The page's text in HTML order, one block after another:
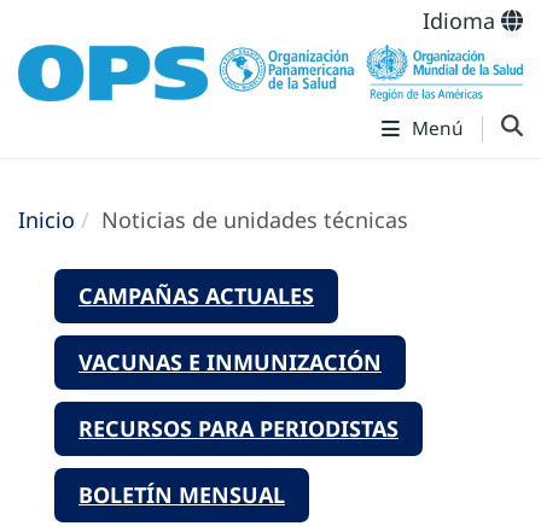
Idioma
Menú
Inicio Noticias de unidades técnicas
CAMPAÑAS ACTUALES
VACUNAS E INMUNIZACIÓN
RECURSOS PARA PERIODISTAS
BOLETÍN MENSUAL